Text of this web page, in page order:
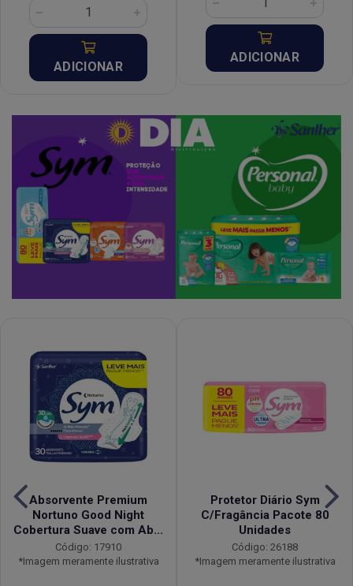
ADICIONAR
ADICIONAR
Absorvente Premium
Nortuno Good Night
Cobertura Suave com Ab...
Código: 17910
*Imagem meramente ilustrativa
Protetor Diário Sym
C/Fragância Pacote 80
Unidades
Código: 26188
*Imagem meramente ilustrativa